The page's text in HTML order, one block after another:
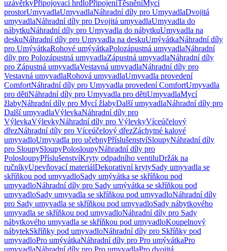
uzávěrkyPřipojovací hrdloPřipojeníTěsněníMycí
prostorUmyvadlaUmyvadlaNáhradní díly pro UmyvadlaDvojitá
umyvadlaNáhradní díly pro Dvojitá umyvadlaUmyvadla do
nábytkuNáhradní díly pro Umyvadla do nábytkuUmyvadla na
deskuNáhradní díly pro Umyvadla na deskuUmývátkaNáhradní díly
pro UmývátkaRohové umývátkaPolozápustná umyvadlaNáhradní
díly pro Polozápustná umyvadlaZápustná umyvadlaNáhradní díly
pro Zápustná umyvadlaVestavná umyvadlaNáhradní díly pro
Vestavná umyvadlaRohová umyvadlaUmyvadla provedení
ComfortNáhradní díly pro Umyvadla provedení ComfortUmyvadla
pro dětiNáhradní díly pro Umyvadla pro dětiUmyvadlaMycí
žlabyNáhradní díly pro Mycí žlabyDalší umyvadlaNáhradní díly pro
Další umyvadlaVýlevkaNáhradní díly pro
VýlevkaVýlevkyNáhradní díly pro VýlevkyVíceúčelový
dřezNáhradní díly pro Víceúčelový dřezZáchytné kalové
umyvadloUmyvadla pro učebnyPříslušenstvíSloupyNáhradní díly
pro SloupySloupyPolosloupyNáhradní díly pro
PolosloupyPříslušenstvíKryty odpadního ventiluDržák na
ručníkyUpevňovací materiálDekorativní krytySady umyvadla se
skříňkou pod umyvadloSady umývátka se skříňkou pod
umyvadloNáhradní díly pro Sady umývátka se skříňkou pod
umyvadloSady umyvadla se skříňkou pod umyvadloNáhradní díly
pro Sady umyvadla se skříňkou pod umyvadloSady nábytkového
umyvadla se skříňkou pod umyvadloNáhradní díly pro Sady
nábytkového umyvadla se skříňkou pod umyvadloKoupelnový
nábytekSkříňky pod umyvadloNáhradní díly pro Skříňky pod
umyvadloPro umývátkaNáhradní díly pro Pro umývátkaPro
umyvadlaNáhradní díly pro Pro umyvadlaPro dvojitá